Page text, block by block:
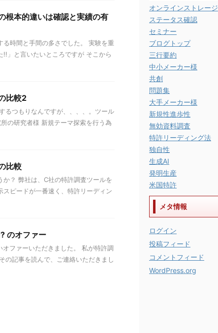
根本的違いは確認と実績の有
る時間と手間の多さでした。 実験を重
」と言いたいところですが そこから
比較2
るつもりなんですが、、、、。ツール
の研究者様 新規テーマ探索を行う為
比較
？ 弊社は、C社の特許調査ツールを
ピードが一番速く、特許リーディン
のオファー
ファーいただきました。 私が特許調
の記事を読んで、ご連絡いただきまし
オンラインストレージ
ステータス確認
セミナー
ブログトップ
三行要約
中小メーカー様
共創
問題集
大手メーカー様
新規性進歩性
無効資料調査
特許リーディング法
独自性
生成AI
発明生産
米国特許
メタ情報
ログイン
投稿フィード
コメントフィード
WordPress.org